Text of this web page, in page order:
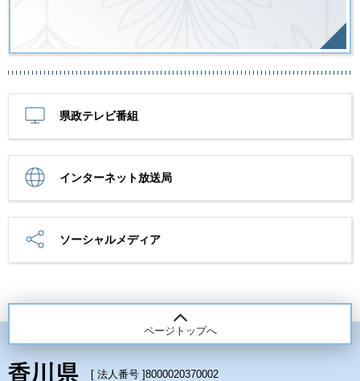
県政テレビ番組
インターネット放送局
ソーシャルメディア
ページトップへ
[ 法人番号 ]8000020370002